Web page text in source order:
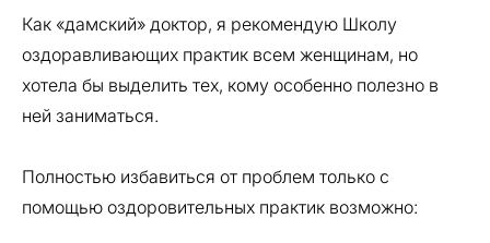
Как «дамский» доктор, я рекомендую Школу
оздоравливающих практик всем женщинам, но
хотела бы выделить тех, кому особенно полезно в
ней заниматься.
Полностью избавиться от проблем только с
помощью оздоровительных практик возможно: